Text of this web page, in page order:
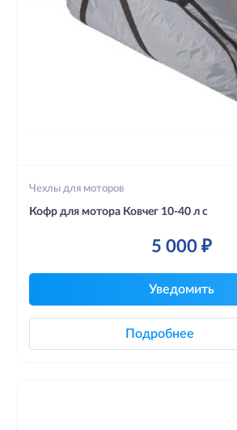
Чехлы для моторов
Кофр для мотора Ковчег 10-40 л с
5 000 ₽
Уведомить
Подробнее